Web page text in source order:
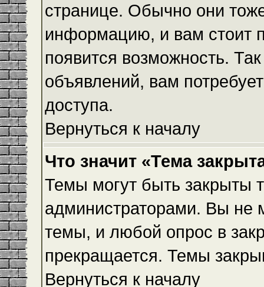
странице. Обычно они
информацию, и вам стоит
появится возможность.
объявлений, вам
доступа.
Вернуться к началу
Что значит «Тема
Темы могут быть закрыты
администраторами. Вы не
темы, и любой опрос в
прекращается. Темы
Вернуться к началу